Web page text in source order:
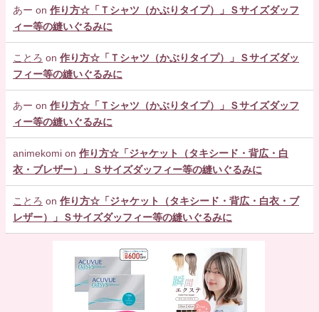
あー on 作り方☆「Ｔシャツ（かぶりタイプ）」Ｓサイズダッフ
ィー等の縫いぐるみに
ことろ on 作り方☆「Ｔシャツ（かぶりタイプ）」Ｓサイズダッ
フィー等の縫いぐるみに
あー on 作り方☆「Ｔシャツ（かぶりタイプ）」Ｓサイズダッフ
ィー等の縫いぐるみに
animekomi on 作り方☆「ジャケット（タキシード・背広・白
衣・ブレザー）」Ｓサイズダッフィー等の縫いぐるみに
ことろ on 作り方☆「ジャケット（タキシード・背広・白衣・ブ
レザー）」Ｓサイズダッフィー等の縫いぐるみに